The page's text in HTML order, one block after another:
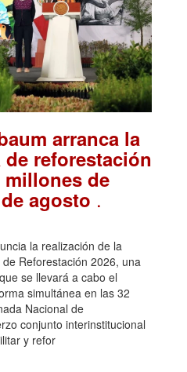
arranca la
reforestación
millones de
agosto .
la realización de la
Reforestación 2026, una
se llevará a cabo el
simultánea en las 32
Nacional de
conjunto interinstitucional
y refor